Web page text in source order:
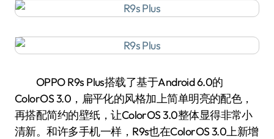
OPPO R9s Plus搭载了基于Android 6.0的
ColorOS 3.0，扁平化的风格加上简单明亮的配色，
再搭配简约的壁纸，让ColorOS 3.0整体显得非常小
清新。和许多手机一样，R9s也在ColorOS 3.0上新增